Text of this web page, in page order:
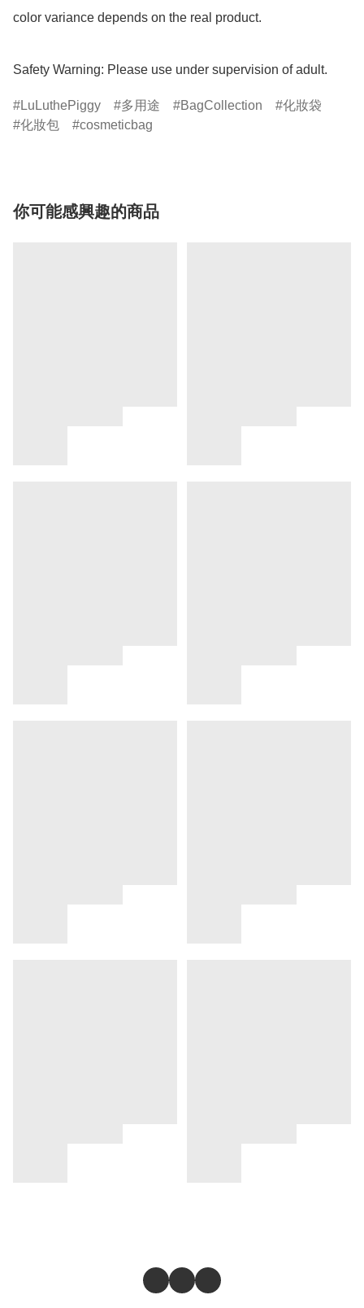
color variance depends on the real product.
Safety Warning: Please use under supervision of adult.
LuLuthePiggy 多用途 BagCollection
化妝袋
化妝包
cosmeticbag
你可能感興趣的商品